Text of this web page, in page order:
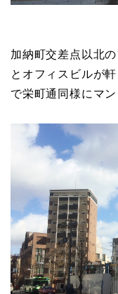
加納町交差点以北
とオフィスビルが
で栄町通同様にマ